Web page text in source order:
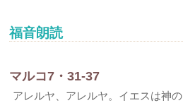
福音朗読
マルコ7・31-37
アレルヤ、アレルヤ。イエスは神